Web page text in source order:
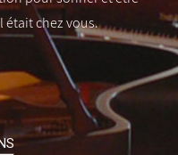
était chez vous.